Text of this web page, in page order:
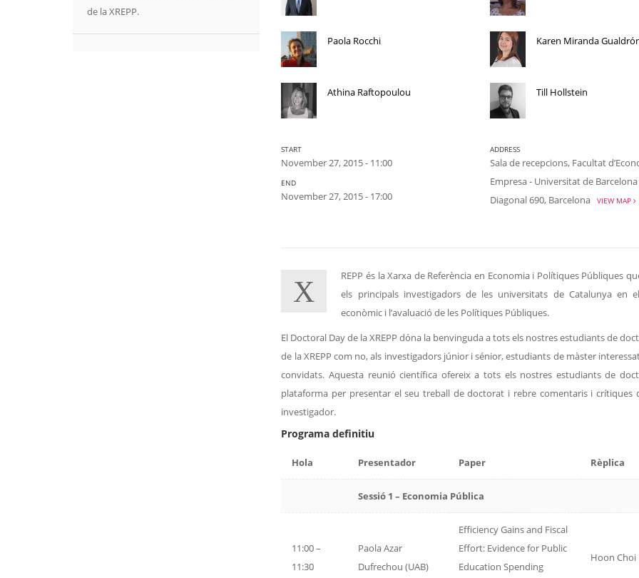
de la XREPP.
Paola Rocchi Karen Miranda
Athina Raftopoulou Till Hollstein
START
November 27, 2015 - 11:00
END
November 27, 2015 - 17:00
ADDRESS
Sala de recepcions, Facultat
Empresa - Universitat de Barcelona
Diagonal 690, Barcelona
VIEW MAP
X
REPP és la Xarxa de Referència en Economia i Polítiques Públiques
els principals investigadors de les universitats de Catalunya en
econòmic i l’avaluació de les Polítiques Públiques.
El Doctoral Day de la XREPP dóna la benvinguda a tots els nostres estudiants de
de la XREPP com no, als investigadors júnior i sénior, estudiants de màster
convidats. Aquesta reunió científica ofereix a tots els nostres estudiants de
plataforma per presentar el seu treball de doctorat i rebre comentaris i crítiques
investigador.
Programa definitiu
Hola Presentador Paper Rèplica
Sessió 1 – Economia Pública
11:00 –
11:30
Paola Azar
Dufrechou (UAB)
Efficiency Gains and Fiscal
Effort: Evidence for Public
Education Spending
Hoon Choi